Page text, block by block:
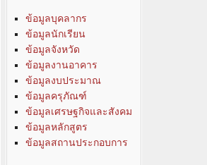
ข้อมูลบุคลากร
ข้อมูลนักเรียน
ข้อมูลจังหวัด
ข้อมูลงานอาคาร
ข้อมูลงบประมาณ
ข้อมูลครุภัณฑ์
ข้อมูลเศรษฐกิจและสังคม
ข้อมูลหลักสูตร
ข้อมูลสถานประกอบการ